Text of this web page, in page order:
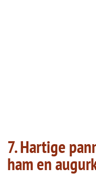
7. Hartige
ham en